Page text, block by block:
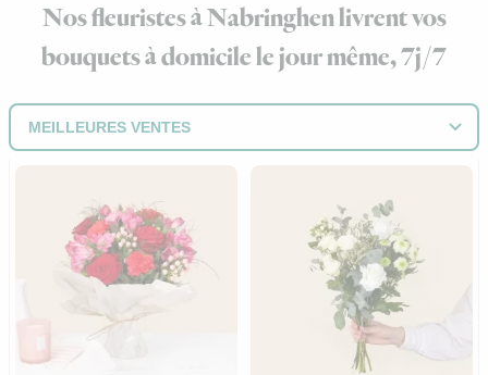
Nos fleuristes à Nabringhen livrent vos
bouquets à domicile le jour même, 7j/7